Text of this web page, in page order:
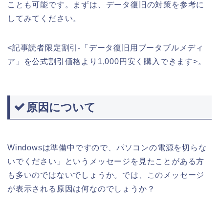
ことも可能です。まずは、データ復旧の対策を参考に
してみてください。
<記事読者限定割引-「データ復旧用ブータブルメディ
ア」を公式割引価格より1,000円安く購入できます>。
原因について
Windowsは準備中ですので、パソコンの電源を切らな
いでください」というメッセージを見たことがある方
も多いのではないでしょうか。では、このメッセージ
が表示される原因は何なのでしょうか？